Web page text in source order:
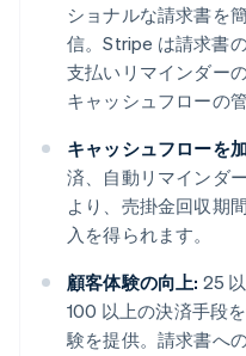
ショナルな請求書を
信。Stripe は請求書
支払いリマインダー
キャッシュフローの
キャッシュフローを
済、自動リマインダ
より、売掛金回収期
入を得られます。
顧客体験の向上: 25
100 以上の決済手段
験を提供。請求書へ